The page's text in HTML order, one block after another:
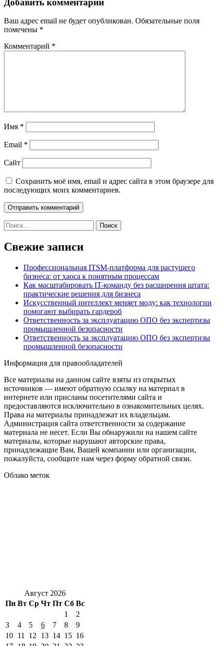
Ваш адрес email не будет опубликован. Обязательные поля
помечены *
Комментарий *
Имя *
Email *
Сайт
Сохранить моё имя, email и адрес сайта в этом браузере для
последующих моих комментариев.
Найти:
Свежие записи
Профессиональная ITSM-платформа для растущего
бизнеса: от хаоса к понятным процессам
Как масштабировать IT-команду без расширения штата:
практические решения для бизнеса
Искусственный интеллект меняет моду: как технологии
помогают выбирать гардероб
Ответственность за эксплуатацию ОПО без экспертизы
промышленной безопасности
Ответственность за эксплуатацию ОПО без экспертизы
промышленной безопасности
Информация для правообладателей
Все материалы на данном сайте взяты из открытых
источников — имеют обратную ссылку на материал в
интернете или присланы посетителями сайта и
предоставляются исключительно в ознакомительных целях.
Права на материалы принадлежат их владельцам.
Администрация сайта ответственности за содержание
материала не несет. Если Вы обнаружили на нашем сайте
материалы, которые нарушают авторские права,
принадлежащие Вам, Вашей компании или организации,
пожалуйста, сообщите нам через форму обратной связи.
Облако меток
Август 2026
Пн Вт Ср Чт Пт Сб Вс
1
2
3
4 5 6 7 8
9
10 11 12 13 14 15 16